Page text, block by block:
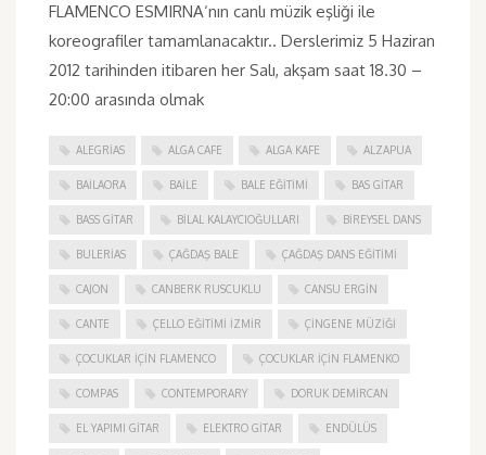
FLAMENCO ESMIRNA‘nın canlı müzik eşliği ile
koreografiler tamamlanacaktır.. Derslerimiz 5 Haziran
2012 tarihinden itibaren her Salı, akşam saat 18.30 –
20:00 arasında olmak
ALEGRIAS ALGA CAFE ALGA KAFE ALZAPUA
BAILAORA BAILE BALE EĞITIMI BAS GITAR
BASS GITAR BILAL KALAYCIOĞULLARI BIREYSEL DANS
BULERIAS ÇAĞDAŞ BALE ÇAĞDAŞ DANS EĞITIMI
CAJON CANBERK RUSCUKLU CANSU ERGIN
CANTE ÇELLO EĞITIMI İZMIR ÇINGENE MÜZIĞI
ÇOCUKLAR IÇIN FLAMENCO ÇOCUKLAR IÇIN FLAMENKO
COMPAS CONTEMPORARY DORUK DEMIRCAN
EL YAPIMI GITAR ELEKTRO GITAR ENDÜLÜS